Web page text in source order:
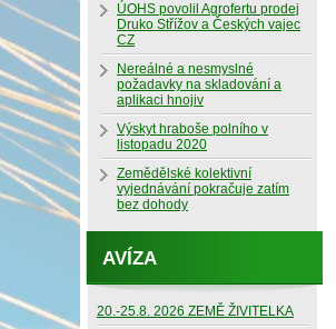
ÚOHS povolil Agrofertu prodej
Druko Střížov a Českých vajec
CZ
Nereálné a nesmyslné
požadavky na skladování a
aplikaci hnojiv
Výskyt hraboše polního v
listopadu 2020
Zemědělské kolektivní
vyjednávání pokračuje zatím
bez dohody
AVÍZA
20.-25.8. 2026 ZEMĚ ŽIVITELKA